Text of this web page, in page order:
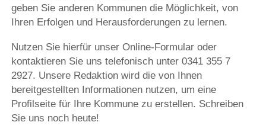
geben Sie anderen Kommunen die Möglichkeit, von
Ihren Erfolgen und Herausforderungen zu lernen.
Nutzen Sie hierfür unser Online-Formular oder
kontaktieren Sie uns telefonisch unter 0341 355 7
2927. Unsere Redaktion wird die von Ihnen
bereitgestellten Informationen nutzen, um eine
Profilseite für Ihre Kommune zu erstellen. Schreiben
Sie uns noch heute!